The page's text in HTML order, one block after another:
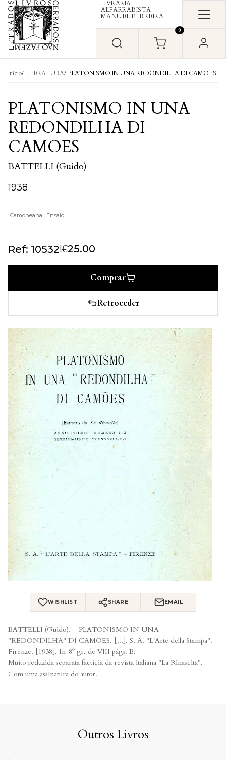
Skip to content
LIVRARIA
ALFARRABISTA
MANUEL FERREIRA
0
Início/LITERATURA/ PLATONISMO IN UNA REDONDILHA DI CAMOES
PLATONISMO IN UNA
REDONDILHA DI
CAMOES
BATTELLI (Guido)
1938
Camoneana Ensaio
Ref: 10532|€25.00
Comprar
Retroceder
WISHLIST SHARE EMAIL
BATTELLI (Guido).— PLATONISMO IN UNA
"REDONDILHA" DI CAMÕES. [...]. S. A. "L'Arte della Stampa".
Firenze. [1938]. In-8º gr. de VIII págs. B.
Muito reduzida separata factícia da revista italiana "La Rinascita".
Com uma assinatura do autor.
Outros Livros